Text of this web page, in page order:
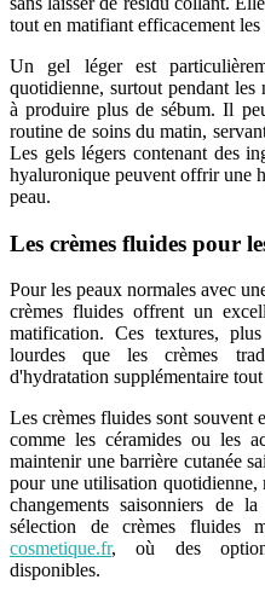
tout en matifiant efficacement les
Un gel léger est
quotidienne, surtout pendant les
à produire plus de sébum. Il
routine de soins du matin,
Les gels légers contenant des
hyaluronique peuvent offrir une
peau.
Les crèmes fluides pour
Pour les peaux normales avec
crèmes fluides offrent un
matification. Ces textures,
lourdes que les crèmes
d'hydratation supplémentaire
Les crèmes fluides sont souvent
comme les céramides ou les
maintenir une barrière cutanée
pour une utilisation quotidienne,
changements saisonniers de
sélection de crèmes fluides
cosmetique.fr, où des
disponibles.